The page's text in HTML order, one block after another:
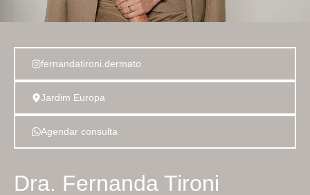
fernandatironi.dermato
Jardim Europa
Agendar consulta
Dra. Fernanda Tironi